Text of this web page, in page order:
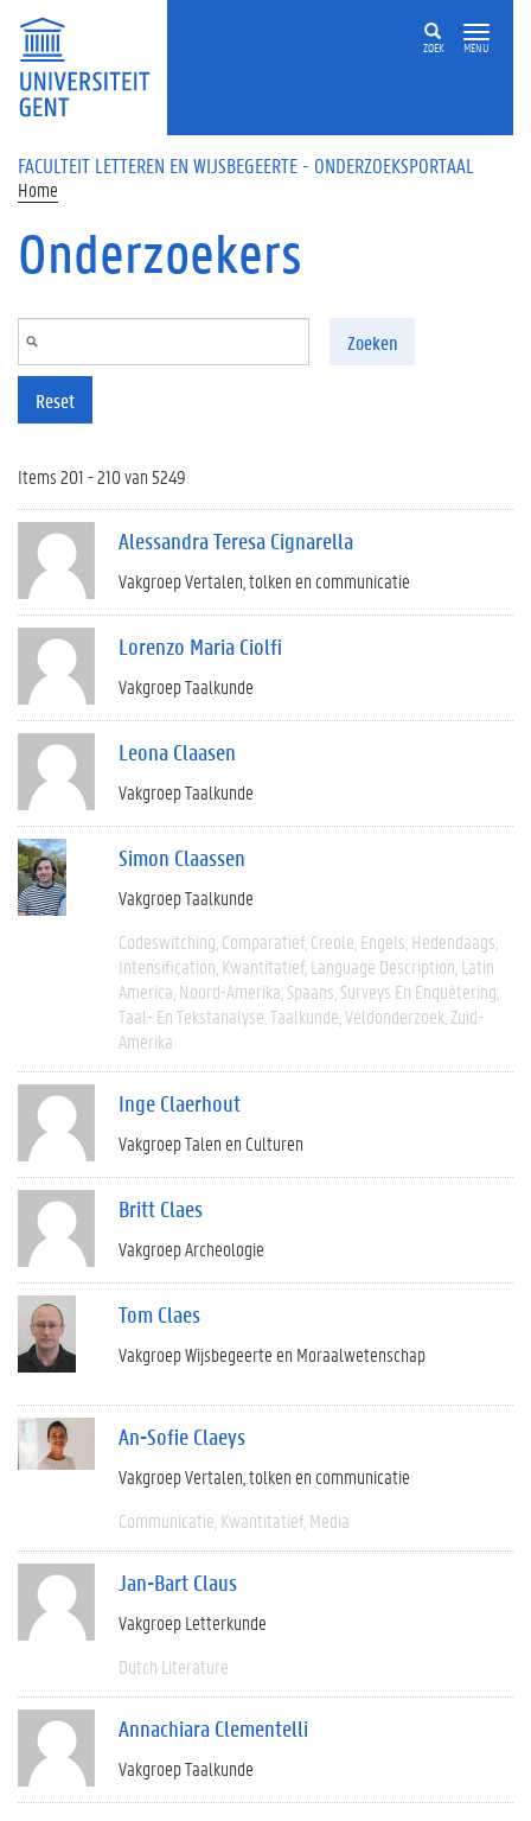
Overslaan en naar de inhoud gaan
ZOEK MENU
FACULTEIT LETTEREN EN WIJSBEGEERTE - ONDERZOEKSPORTAAL
Home
Onderzoekers
Zoeken
Reset
Items 201 - 210 van 5249
Alessandra Teresa Cignarella
Vakgroep Vertalen, tolken en communicatie
Lorenzo Maria Ciolfi
Vakgroep Taalkunde
Leona Claasen
Vakgroep Taalkunde
Simon Claassen
Vakgroep Taalkunde
Codeswitching Comparatief Creole Engels Hedendaags
Intensification Kwantitatief Language Description Latin
America Noord-Amerika Spaans Surveys En Enquêtering
Taal- En Tekstanalyse Taalkunde Veldonderzoek Zuid-
Amerika
Inge Claerhout
Vakgroep Talen en Culturen
Britt Claes
Vakgroep Archeologie
Tom Claes
Vakgroep Wijsbegeerte en Moraalwetenschap
An-Sofie Claeys
Vakgroep Vertalen, tolken en communicatie
Communicatie Kwantitatief Media
Jan-Bart Claus
Vakgroep Letterkunde
Dutch Literature
Annachiara Clementelli
Vakgroep Taalkunde